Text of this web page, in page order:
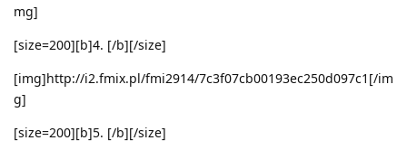
mg]
[size=200][b]4. [/b][/size]
[img]http://i2.fmix.pl/fmi2914/7c3f07cb00193ec250d097c1[/im
g]
[size=200][b]5. [/b][/size]